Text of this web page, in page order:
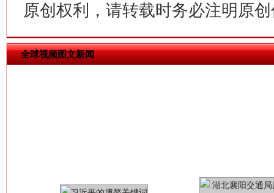
原创权利，请转载时务必注明原
全球视频图文新闻